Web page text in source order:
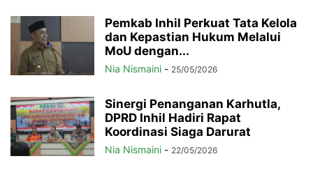
Pemkab Inhil Perkuat Tata Kelola
dan Kepastian Hukum Melalui
MoU dengan...
Nia Nismaini - 25/05/2026
Sinergi Penanganan Karhutla,
DPRD Inhil Hadiri Rapat
Koordinasi Siaga Darurat
Nia Nismaini - 22/05/2026